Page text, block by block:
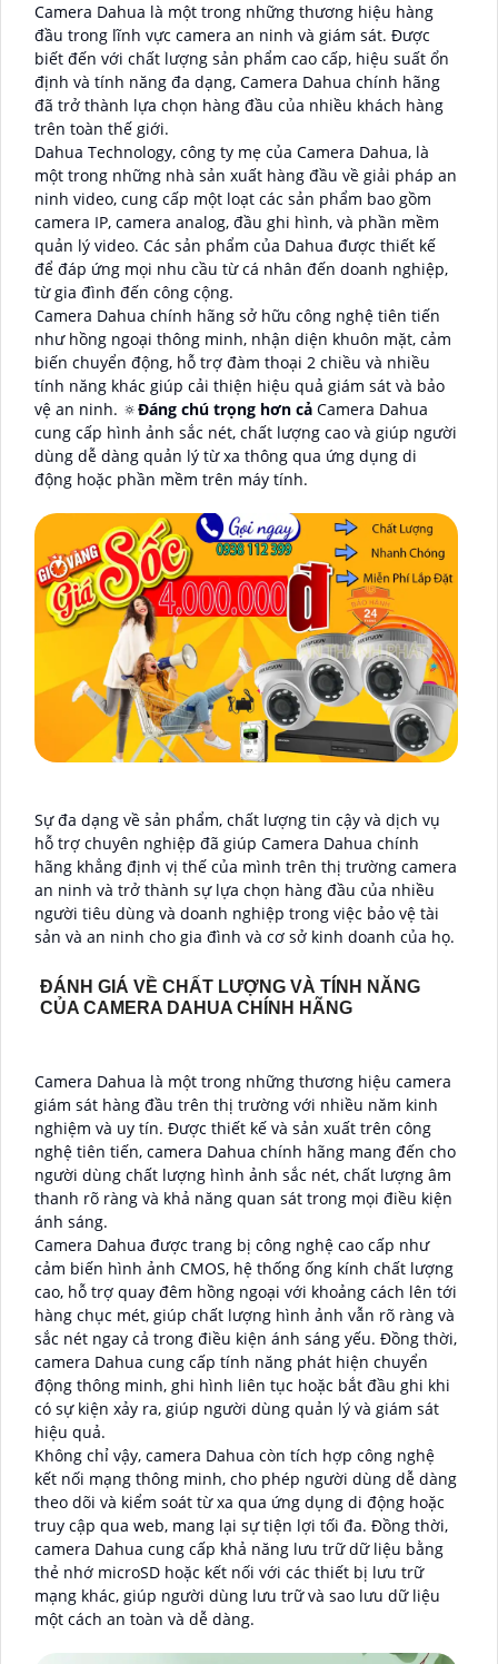
Camera Dahua là một trong những thương hiệu hàng
đầu trong lĩnh vực camera an ninh và giám sát. Được
biết đến với chất lượng sản phẩm cao cấp, hiệu suất ổn
định và tính năng đa dạng, Camera Dahua chính hãng
đã trở thành lựa chọn hàng đầu của nhiều khách hàng
trên toàn thế giới.
Dahua Technology, công ty mẹ của Camera Dahua, là
một trong những nhà sản xuất hàng đầu về giải pháp an
ninh video, cung cấp một loạt các sản phẩm bao gồm
camera IP, camera analog, đầu ghi hình, và phần mềm
quản lý video. Các sản phẩm của Dahua được thiết kế
để đáp ứng mọi nhu cầu từ cá nhân đến doanh nghiệp,
từ gia đình đến công cộng.
Camera Dahua chính hãng sở hữu công nghệ tiên tiến
như hồng ngoại thông minh, nhận diện khuôn mặt, cảm
biến chuyển động, hỗ trợ đàm thoại 2 chiều và nhiều
tính năng khác giúp cải thiện hiệu quả giám sát và bảo
vệ an ninh. 🔅Đáng chú trọng hơn cả Camera Dahua
cung cấp hình ảnh sắc nét, chất lượng cao và giúp người
dùng dễ dàng quản lý từ xa thông qua ứng dụng di
động hoặc phần mềm trên máy tính.
Sự đa dạng về sản phẩm, chất lượng tin cậy và dịch vụ
hỗ trợ chuyên nghiệp đã giúp Camera Dahua chính
hãng khẳng định vị thế của mình trên thị trường camera
an ninh và trở thành sự lựa chọn hàng đầu của nhiều
người tiêu dùng và doanh nghiệp trong việc bảo vệ tài
sản và an ninh cho gia đình và cơ sở kinh doanh của họ.
ĐÁNH GIÁ VỀ CHẤT LƯỢNG VÀ TÍNH NĂNG
CỦA CAMERA DAHUA CHÍNH HÃNG
Camera Dahua là một trong những thương hiệu camera
giám sát hàng đầu trên thị trường với nhiều năm kinh
nghiệm và uy tín. Được thiết kế và sản xuất trên công
nghệ tiên tiến, camera Dahua chính hãng mang đến cho
người dùng chất lượng hình ảnh sắc nét, chất lượng âm
thanh rõ ràng và khả năng quan sát trong mọi điều kiện
ánh sáng.
Camera Dahua được trang bị công nghệ cao cấp như
cảm biến hình ảnh CMOS, hệ thống ống kính chất lượng
cao, hỗ trợ quay đêm hồng ngoại với khoảng cách lên tới
hàng chục mét, giúp chất lượng hình ảnh vẫn rõ ràng và
sắc nét ngay cả trong điều kiện ánh sáng yếu. Đồng thời,
camera Dahua cung cấp tính năng phát hiện chuyển
động thông minh, ghi hình liên tục hoặc bắt đầu ghi khi
có sự kiện xảy ra, giúp người dùng quản lý và giám sát
hiệu quả.
Không chỉ vậy, camera Dahua còn tích hợp công nghệ
kết nối mạng thông minh, cho phép người dùng dễ dàng
theo dõi và kiểm soát từ xa qua ứng dụng di động hoặc
truy cập qua web, mang lại sự tiện lợi tối đa. Đồng thời,
camera Dahua cung cấp khả năng lưu trữ dữ liệu bằng
thẻ nhớ microSD hoặc kết nối với các thiết bị lưu trữ
mạng khác, giúp người dùng lưu trữ và sao lưu dữ liệu
một cách an toàn và dễ dàng.